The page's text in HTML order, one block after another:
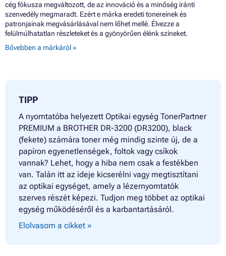
cég fókusza megváltozott, de az innováció és a minőség iránti
szenvedély megmaradt. Ezért e márka eredeti tonereinek és
patronjainak megvásárlásával nem lőhet mellé. Élvezze a
felülmúlhatatlan részleteket és a gyönyörűen élénk színeket.
Bővebben a márkáról »
TIPP
A nyomtatóba helyezett Optikai egység TonerPartner
PREMIUM a BROTHER DR-3200 (DR3200), black
(fekete) számára toner még mindig szinte új, de a
papíron egyenetlenségek, foltok vagy csíkok
vannak? Lehet, hogy a hiba nem csak a festékben
van. Talán itt az ideje kicserélni vagy megtisztítani
az optikai egységet, amely a lézernyomtatók
szerves részét képezi. Tudjon meg többet az optikai
egység működéséről és a karbantartásáról.
Elolvasom a cikket »